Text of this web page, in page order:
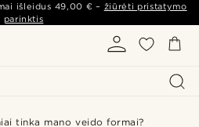
išleidus 49,00 € – žiūrėti pristatymo
parinktis
tinka mano veido formai?